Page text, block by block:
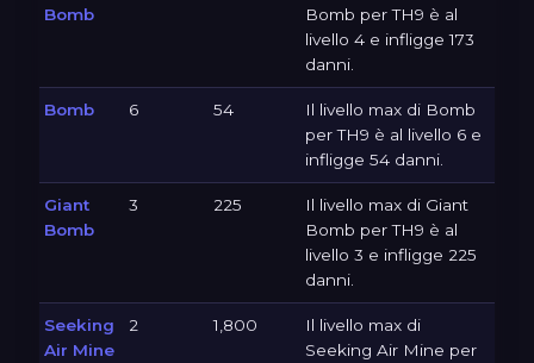
Bomb
Bomb per TH9 è al
livello 4 e infligge 173
danni.
Bomb 6 54
Il livello max di Bomb
per TH9 è al livello 6 e
infligge 54 danni.
Giant
Bomb
3 225
Il livello max di Giant
Bomb per TH9 è al
livello 3 e infligge 225
danni.
Seeking
Air Mine
2 1,800
Il livello max di
Seeking Air Mine per